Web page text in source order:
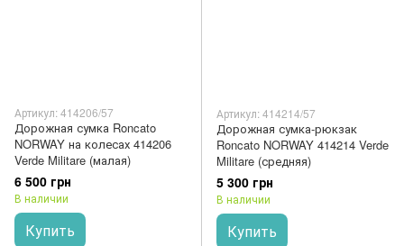
Артикул: 414206/57
Дорожная сумка Roncato
NORWAY на колесах 414206
Verde Militare (малая)
6 500 грн
В наличии
Купить
Артикул: 414214/57
Дорожная сумка-рюкзак
Roncato NORWAY 414214 Verde
Militare (средняя)
5 300 грн
В наличии
Купить